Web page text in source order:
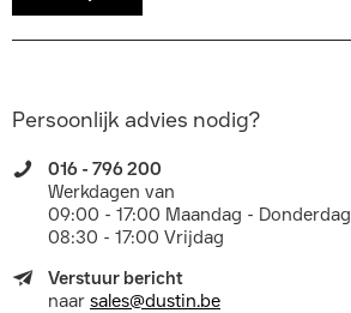
Persoonlijk advies nodig?
016 - 796 200
Werkdagen van
09:00 - 17:00 Maandag - Donderdag
08:30 - 17:00 Vrijdag
Verstuur bericht
naar sales@dustin.be